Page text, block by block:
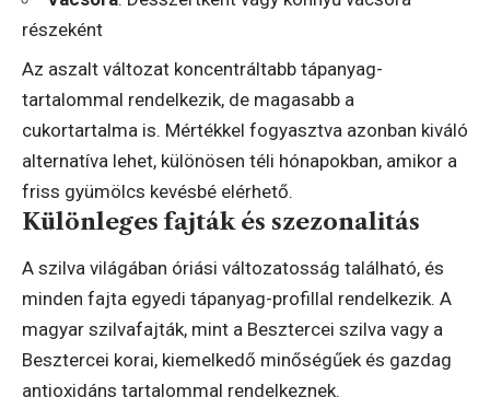
részeként
Az aszalt változat koncentráltabb tápanyag-
tartalommal rendelkezik, de magasabb a
cukortartalma is. Mértékkel fogyasztva azonban kiváló
alternatíva lehet, különösen téli hónapokban, amikor a
friss gyümölcs kevésbé elérhető.
Különleges fajták és szezonalitás
A szilva világában óriási változatosság található, és
minden fajta egyedi tápanyag-profillal rendelkezik. A
magyar szilvafajták, mint a Besztercei szilva vagy a
Besztercei korai, kiemelkedő minőségűek és gazdag
antioxidáns tartalommal rendelkeznek.